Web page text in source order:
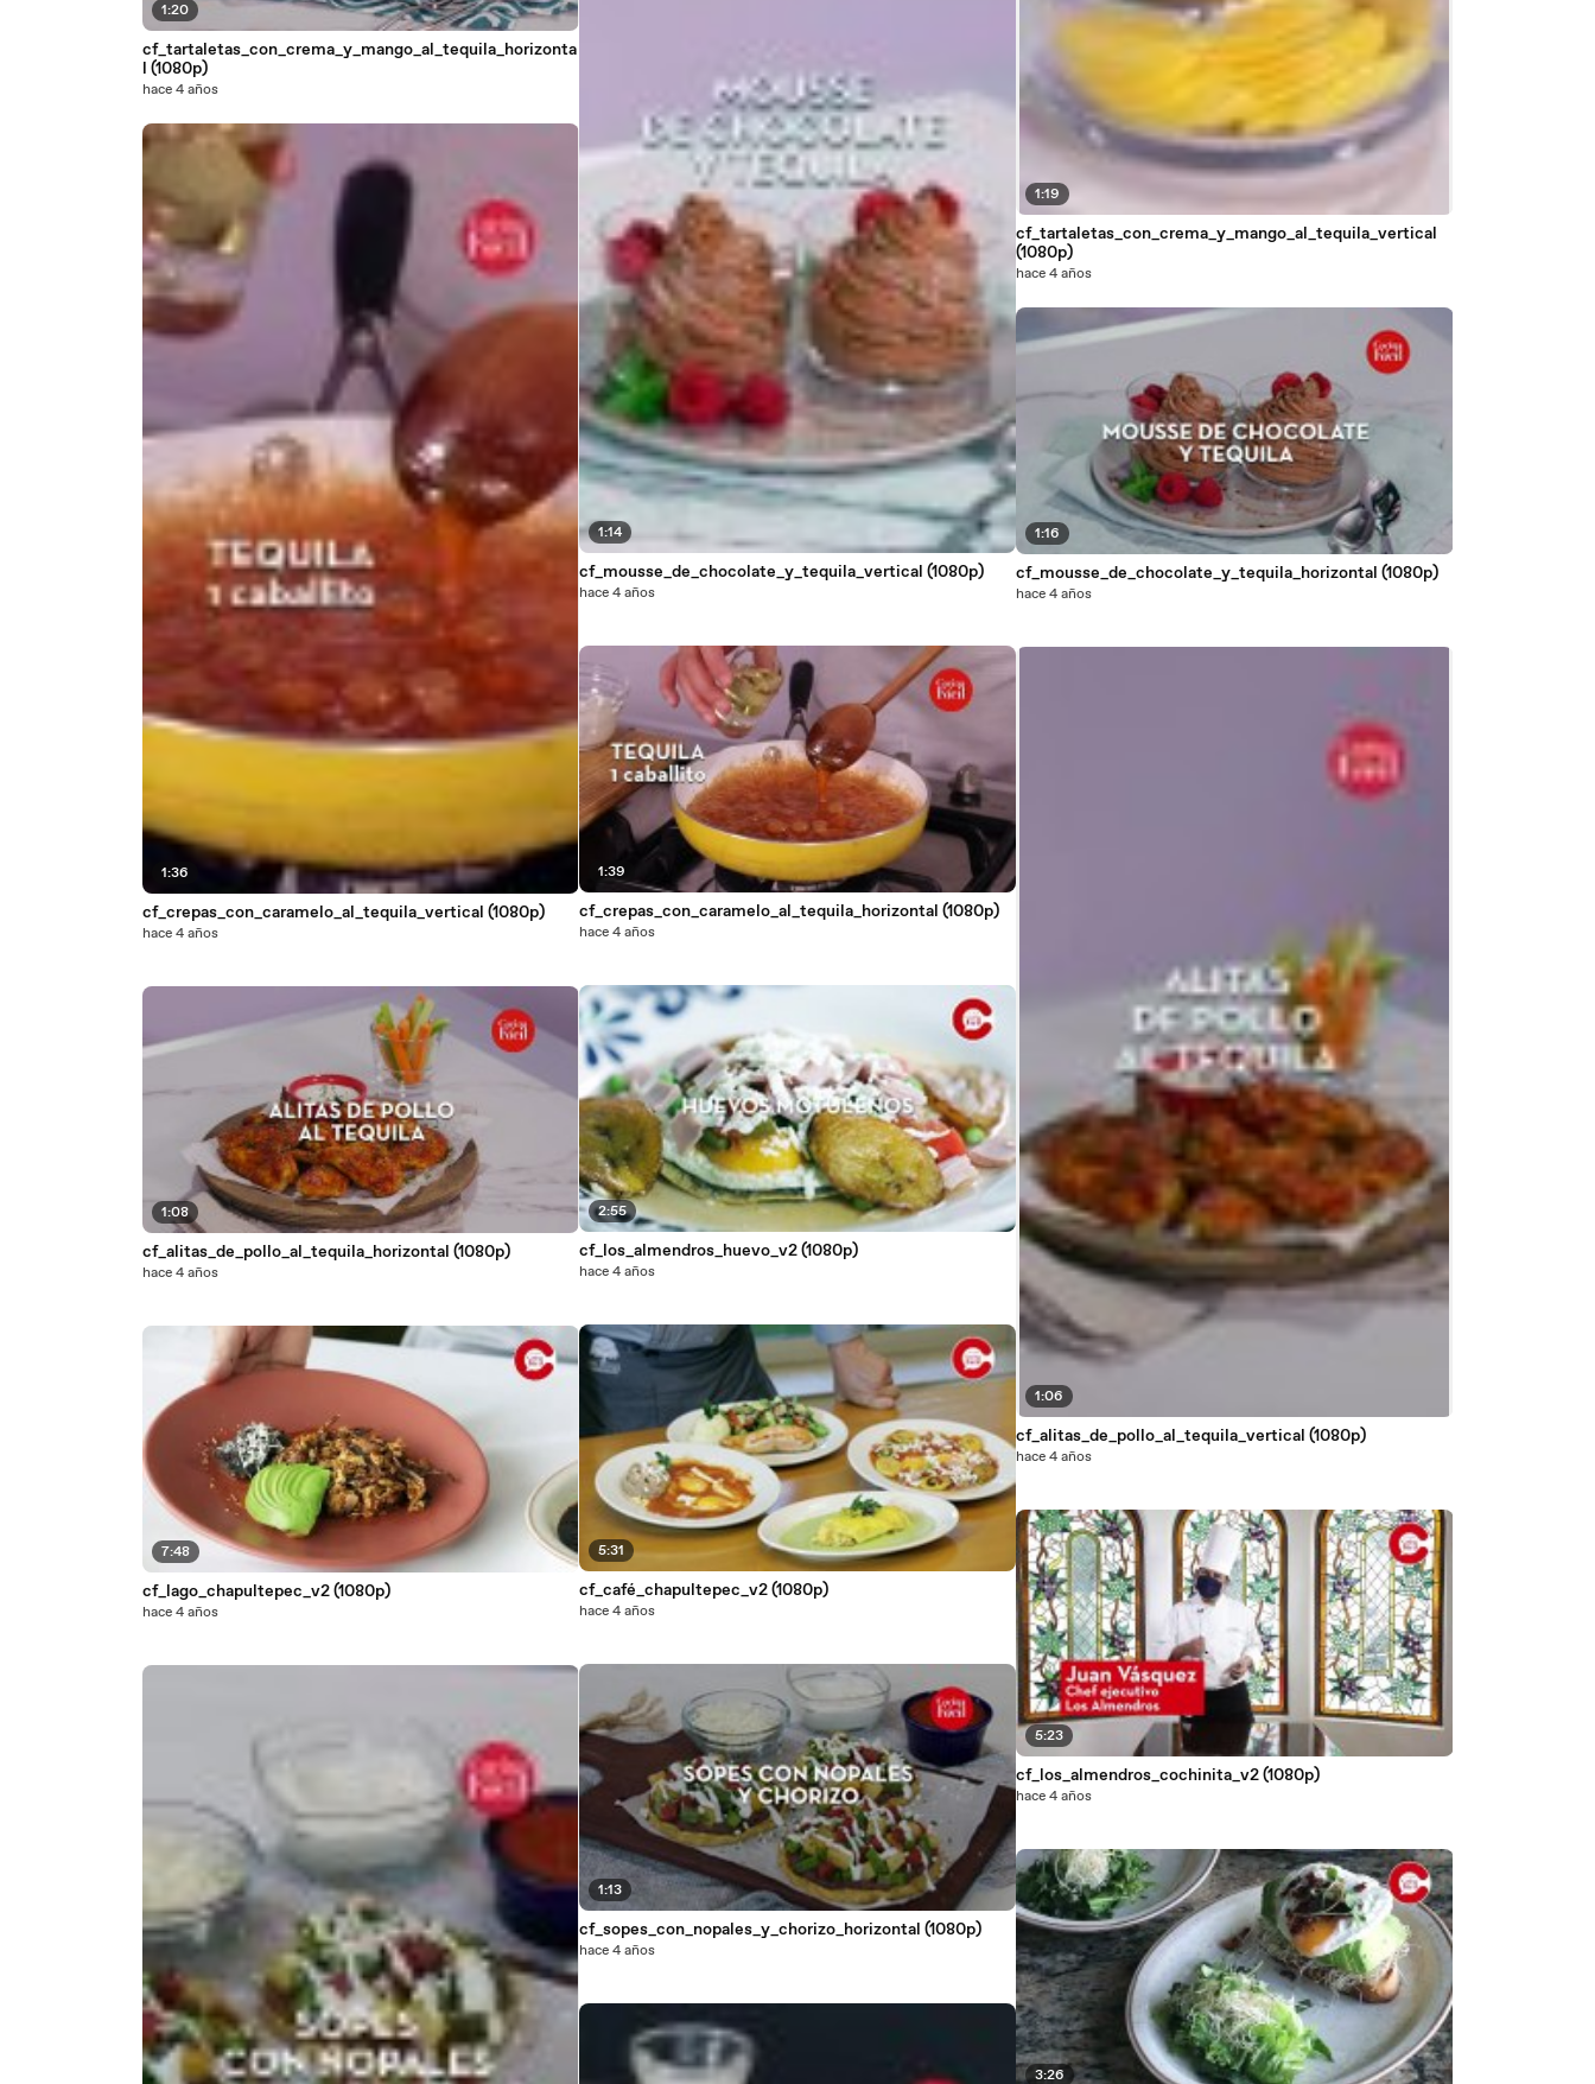
1:20
cf_tartaletas_con_crema_y_mango_al_tequila_horizonta
l (1080p)
hace 4 años
1:36
cf_crepas_con_caramelo_al_tequila_vertical (1080p)
hace 4 años
1:08
cf_alitas_de_pollo_al_tequila_horizontal (1080p)
hace 4 años
7:48
cf_lago_chapultepec_v2 (1080p)
hace 4 años
1:14
cf_mousse_de_chocolate_y_tequila_vertical (1080p)
hace 4 años
1:39
cf_crepas_con_caramelo_al_tequila_horizontal (1080p)
hace 4 años
2:55
cf_los_almendros_huevo_v2 (1080p)
hace 4 años
5:31
cf_café_chapultepec_v2 (1080p)
hace 4 años
1:13
cf_sopes_con_nopales_y_chorizo_horizontal (1080p)
hace 4 años
1:19
cf_tartaletas_con_crema_y_mango_al_tequila_vertical
(1080p)
hace 4 años
1:16
cf_mousse_de_chocolate_y_tequila_horizontal (1080p)
hace 4 años
1:06
cf_alitas_de_pollo_al_tequila_vertical (1080p)
hace 4 años
5:23
cf_los_almendros_cochinita_v2 (1080p)
hace 4 años
3:26